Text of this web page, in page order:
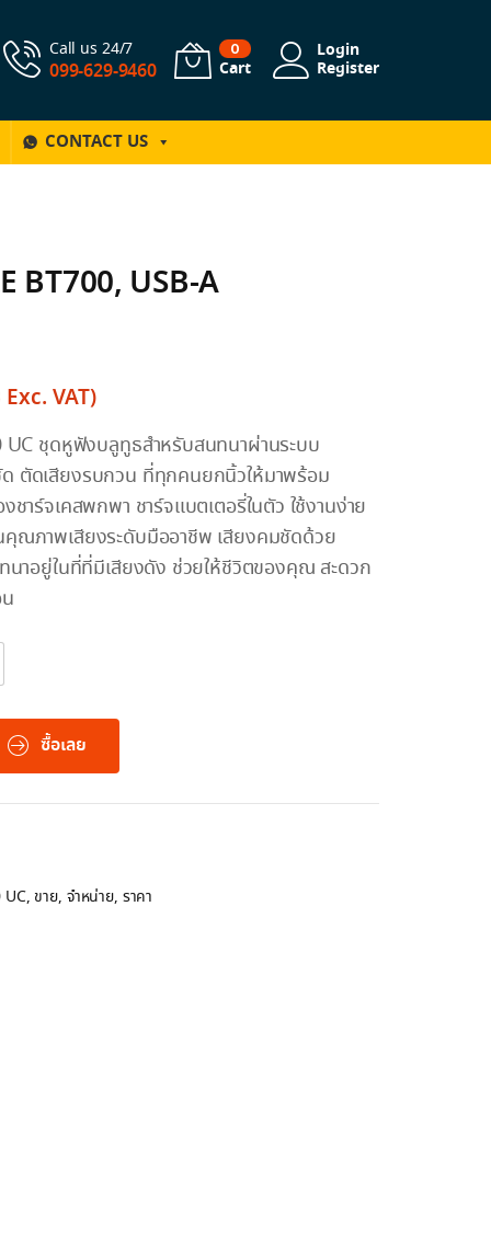
Call us 24/7
099-629-9460
0
Cart
Login
Register
CONTACT US
BT700, USB-A
Exc. VAT)
ชุดหูฟังบลูทูธสำหรับสนทนาผ่านระบบ
ตัดเสียงรบกวน ที่ทุกคนยกนิ้วให้มาพร้อม
ร์จเคสพกพา ชาร์จแบตเตอรี่ในตัว ใช้งานง่าย
คุณภาพเสียงระดับมืออาชีพ เสียงคมชัดด้วย
นาอยู่ในที่ที่มีเสียงดัง ช่วยให้ชีวิตของคุณ สะดวก
ซื้อเลย
UC, ขาย, จำหน่าย, ราคา